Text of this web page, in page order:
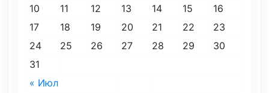
« Июл
10
11 12 13 14 15
16
17
18 19 20 21 22
23
24
25 26 27 28 29
30
31